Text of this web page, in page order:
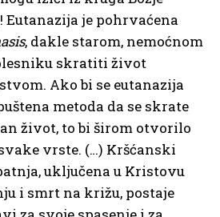
Eutanazija je pohrvaćena
, dakle starom, nemoćnom
skratiti život
Ako bi se eutanazija
metoda da se skrate
život, to bi širom otvorilo
vrste. (…) Kršćanski
uključena u Kristovu
i smrt na križu, postaje